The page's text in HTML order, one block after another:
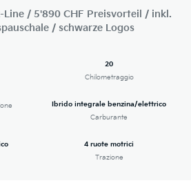
Line / 5'890 CHF Preisvorteil / inkl.
/ schwarze Logos
20
Chilometraggio
Ibrido integrale benzina/elettrico
Carburante
4 ruote motrici
Trazione